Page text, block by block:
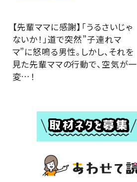
【先輩ママに感謝】「うるさいじゃ
ないか！」道で突然”子連れマ
マ”に怒鳴る男性。しかし、それを
見た先輩ママの行動で、空気が一
変…！